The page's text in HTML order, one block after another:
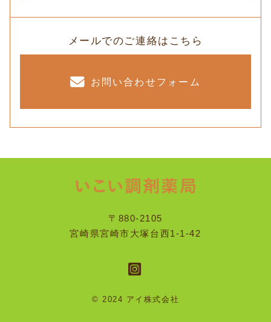
メールでのご連絡はこちら
お問い合わせフォーム
〒880-2105
宮崎県宮崎市大塚台西1-1-42
© 2024 アイ株式会社